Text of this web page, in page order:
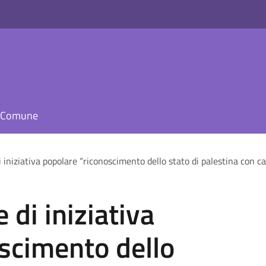
iniziativa popolare “riconoscimento dello stato di palestina con
di iniziativa
dello